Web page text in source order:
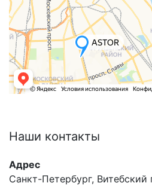
Наши контакты
Адрес
Санкт-Петербург, Витебский